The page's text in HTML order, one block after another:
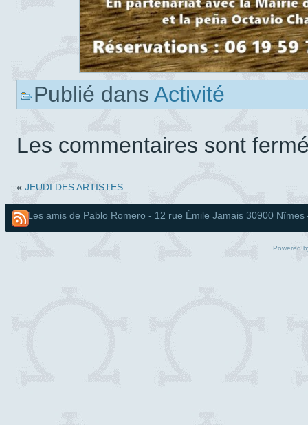
Publié dans Activité
Les commentaires sont
« JEUDI DES ARTISTES
Les amis de Pablo Romero - 12 rue Émile Jamais 30900
Powered